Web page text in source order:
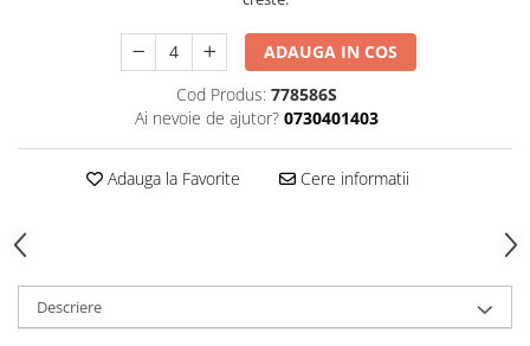
ADAUGA IN COS
Cod Produs: 778586S
Ai nevoie de ajutor? 0730401403
Adauga la Favorite Cere informatii
Descriere